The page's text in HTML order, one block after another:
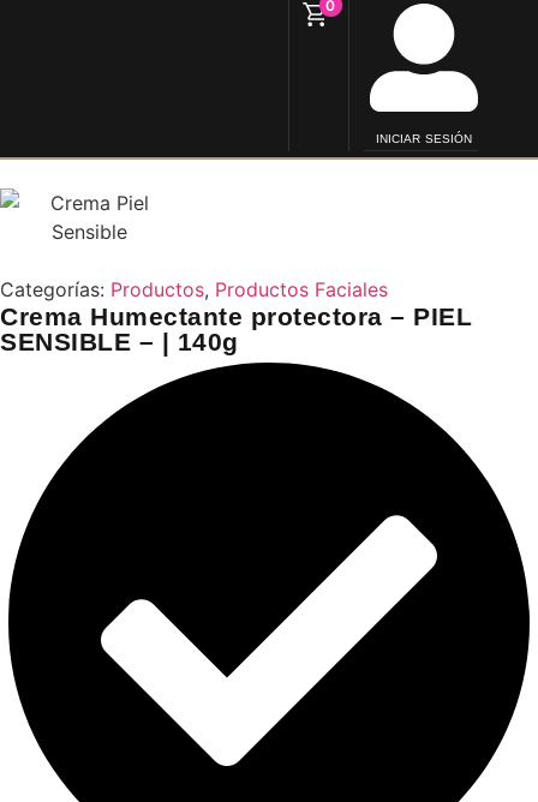
INICIAR SESIÓN
0
Categorías: Productos, Productos Faciales
Crema Humectante protectora – PIEL
SENSIBLE – | 140g